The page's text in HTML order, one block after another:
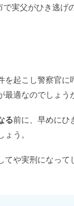
で実父がひき逃げ
を起こし警察官に
最適なのでしょう
る前に、早めにひ
う。
てや実刑になっ